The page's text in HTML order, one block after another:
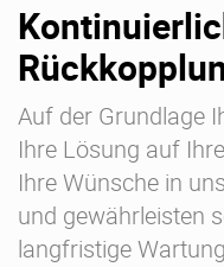
Auf der Grundlage
Ihre Lösung auf
Ihre Wünsche in
und gewährleisten
langfristige